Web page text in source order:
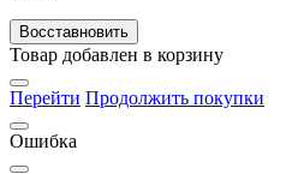
Восставновить
Товар добавлен в корзину
Перейти Продолжить покупки
Ошибка